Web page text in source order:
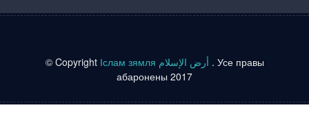
© Copyright
. Усе правы
абаронены 2017